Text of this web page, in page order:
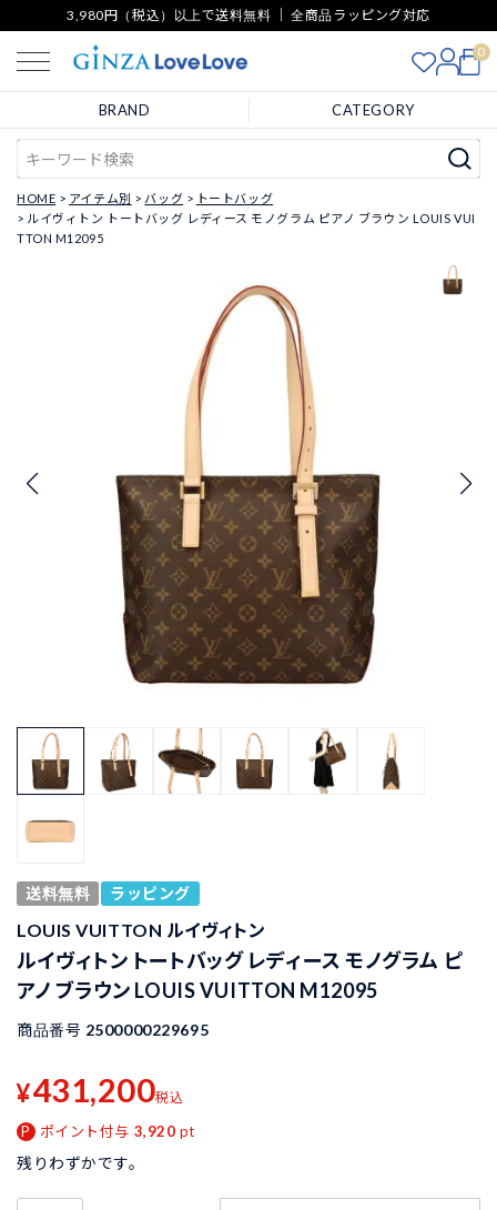
3,980円（税込）以上で送料無料 ｜ 全商品ラッピング対応
0
BRAND CATEGORY
HOME アイテム別 バッグ
トートバッグ
ルイヴィトン トートバッグ レディース モノグラム ピアノ ブラウン LOUIS VUI
TTON M12095
送料無料 ラッピング
LOUIS VUITTON ルイヴィトン
ルイヴィトン トートバッグ レディース モノグラム ピ
アノ ブラウン LOUIS VUITTON M12095
商品番号 2500000229695
¥431,200税込
ポイント付与 3,920 pt
残りわずかです。